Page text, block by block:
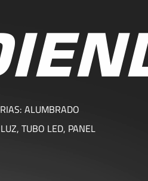
ALUMBRADO
TUBO LED, PANEL